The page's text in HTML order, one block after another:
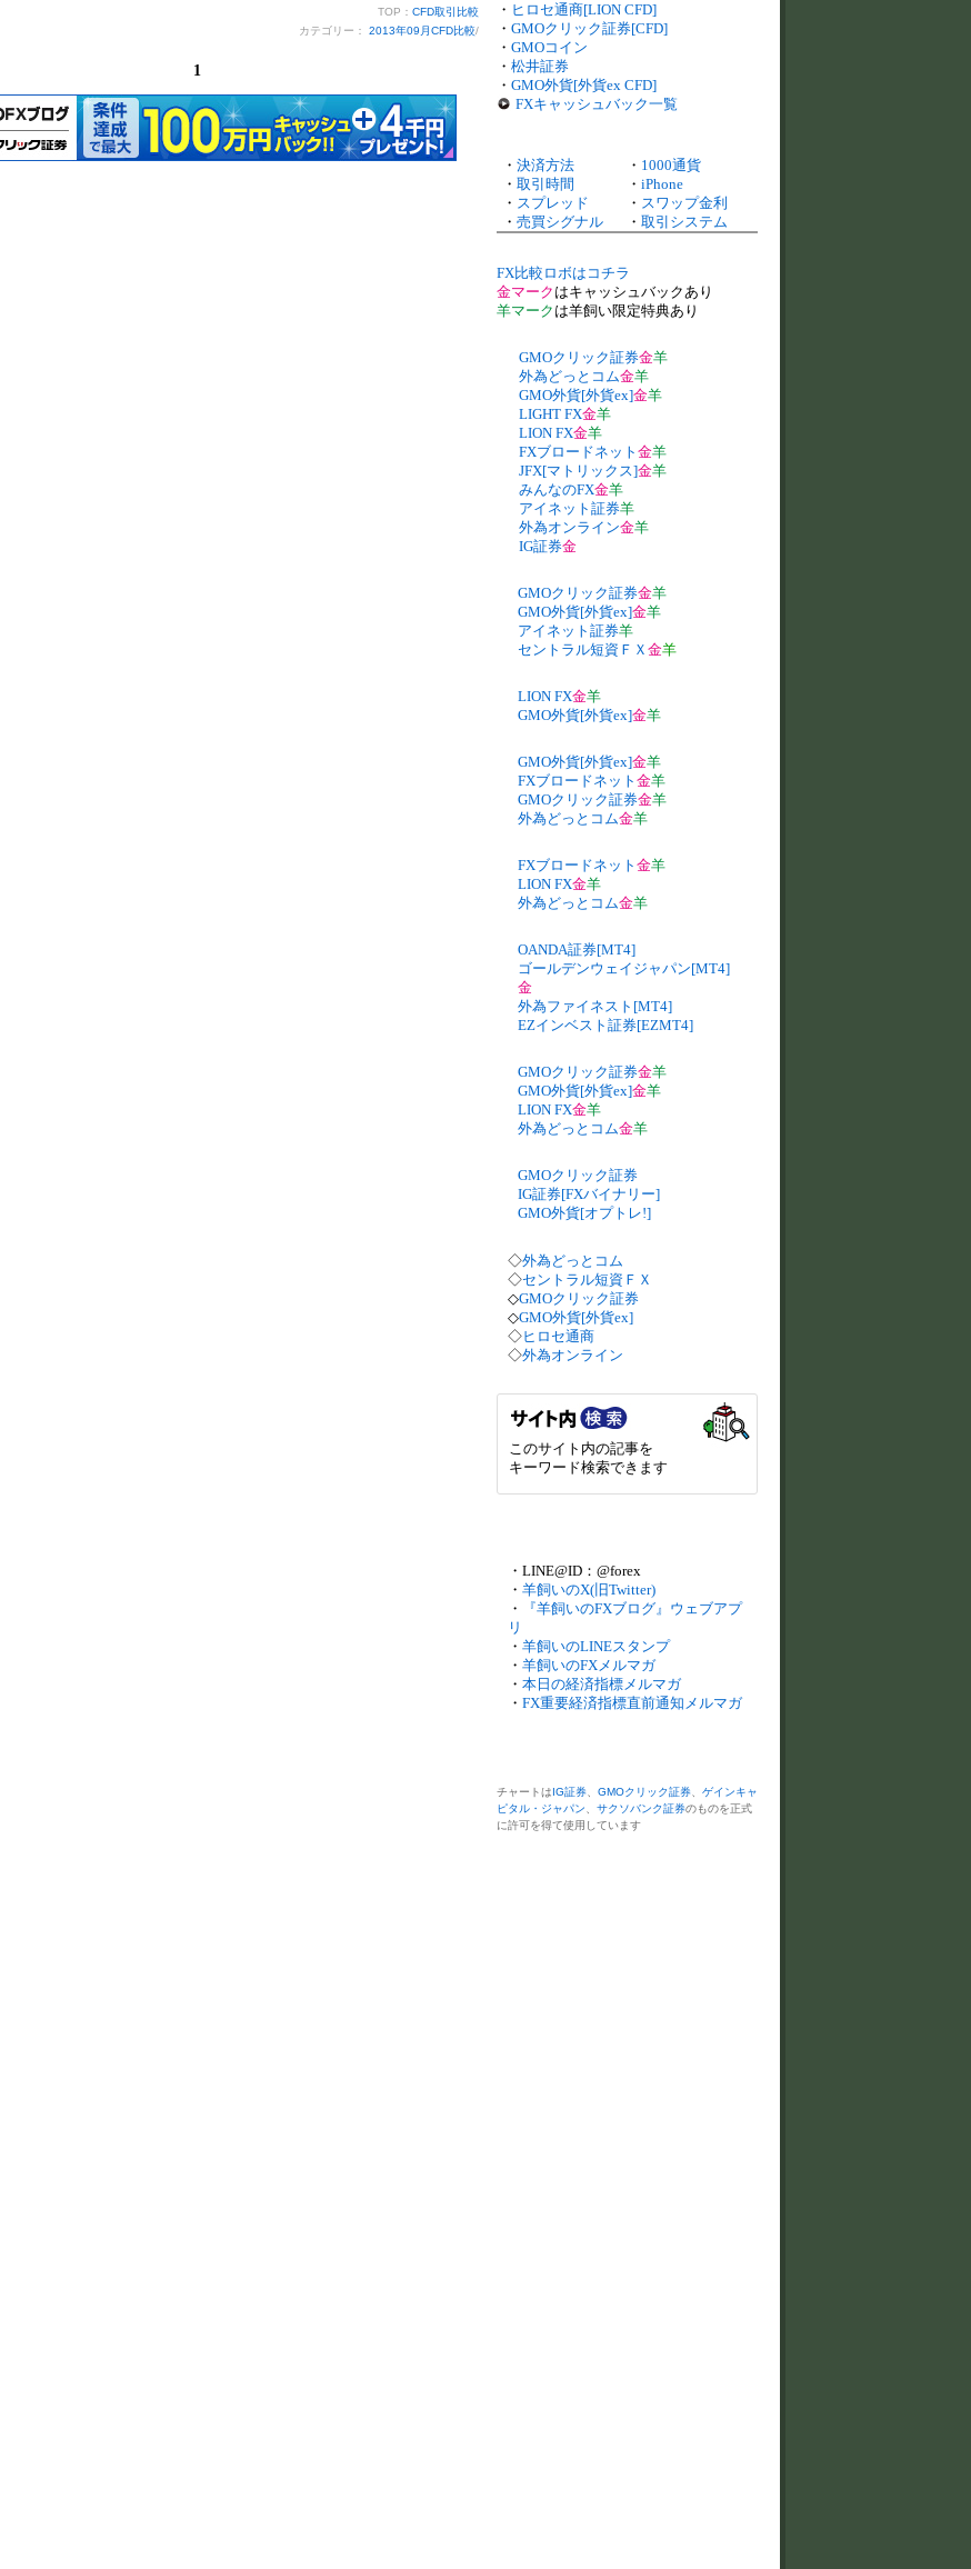
TOP： CFD取引比較
カテゴリー： 2013年09月CFD比較/
1
・ ヒロセ通商[LION CFD]
・ GMOクリック証券[CFD]
・ GMOコイン
・ 松井証券
・ GMO外貨[外貨ex CFD]
FXキャッシュバック一覧
・ 決済方法 ・ 1000通貨
・ 取引時間 ・ iPhone
・ スプレッド ・ スワップ金利
・ 売買シグナル ・ 取引システム
FX比較ロボはコチラ
金マーク はキャッシュバックあり
羊マーク は羊飼い限定特典あり
GMOクリック証券金羊
外為どっとコム金羊
GMO外貨[外貨ex]金羊
LIGHT FX金羊
LION FX金羊
FXブロードネット 金羊
JFX[マトリックス]金羊
みんなのFX金羊
アイネット証券羊
外為オンライン金羊
IG証券金
GMOクリック証券金羊
GMO外貨[外貨ex]金羊
アイネット証券羊
セントラル短資ＦＸ 金羊
LION FX金羊
GMO外貨[外貨ex]金羊
GMO外貨[外貨ex]金羊
FXブロードネット 金羊
GMOクリック証券金羊
外為どっとコム金羊
FXブロードネット 金羊
LION FX金羊
外為どっとコム金羊
OANDA証券[MT4]
ゴールデンウェイジャパン[MT4]
金
外為ファイネスト[MT4]
EZインベスト証券[EZMT4]
GMOクリック証券金羊
GMO外貨[外貨ex]金羊
LION FX金羊
外為どっとコム金羊
GMOクリック証券
IG証券[FXバイナリー]
GMO外貨[オプトレ!]
◇外為どっとコム
◇セントラル短資ＦＸ
◇GMOクリック証券
◇GMO外貨[外貨ex]
◇ヒロセ通商
◇外為オンライン
このサイト内の記事を
キーワード検索できます
・LINE@ID：@forex
・ 羊飼いのX(旧Twitter)
・
『羊飼いのFXブログ』ウェブアプ
リ
・ 羊飼いのLINEスタンプ
・ 羊飼いのFXメルマガ
・ 本日の経済指標メルマガ
・ FX重要経済指標直前通知メルマガ
チャートはIG証券 GMOクリック証券
ゲインキャ
ピタル・ジャパン
サクソバンク証券のものを正式
に許可を得て使用しています